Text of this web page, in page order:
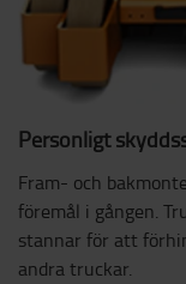
Personligt
Fram- och
föremål i gången.
stannar för att
andra truckar.